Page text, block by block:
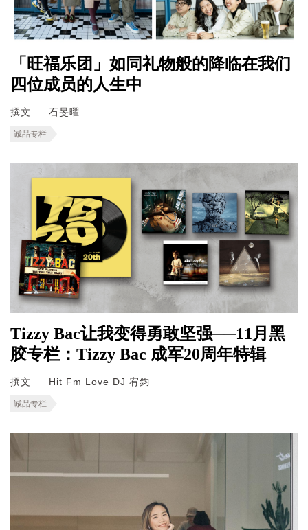
「旺福乐团」如同礼物般的降临在我们
四位成员的人生中
撰文 石旻曜
诚品专栏
Tizzy Bac让我变得勇敢坚强──11月黑
胶专栏：Tizzy Bac 成军20周年特辑
撰文 Hit Fm Love DJ 宥鈞
诚品专栏